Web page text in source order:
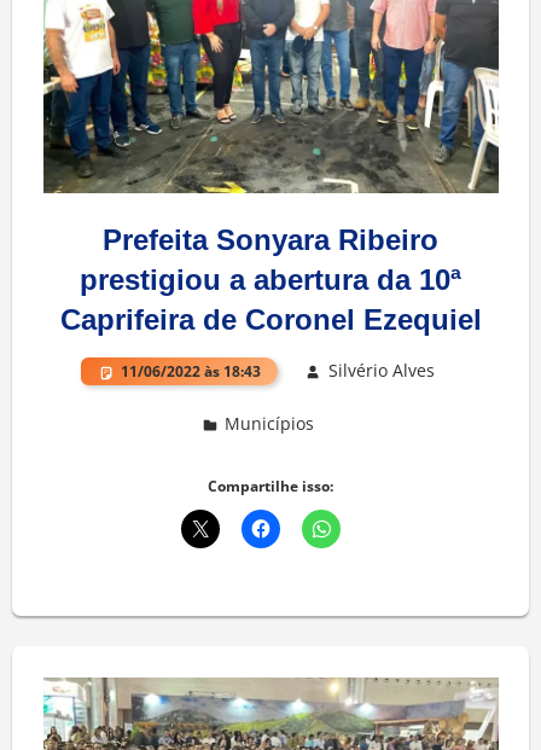
Prefeita Sonyara Ribeiro
prestigiou a abertura da 10ª
Caprifeira de Coronel Ezequiel
11/06/2022 às 18:43 Silvério Alves
Municípios
Compartilhe isso: